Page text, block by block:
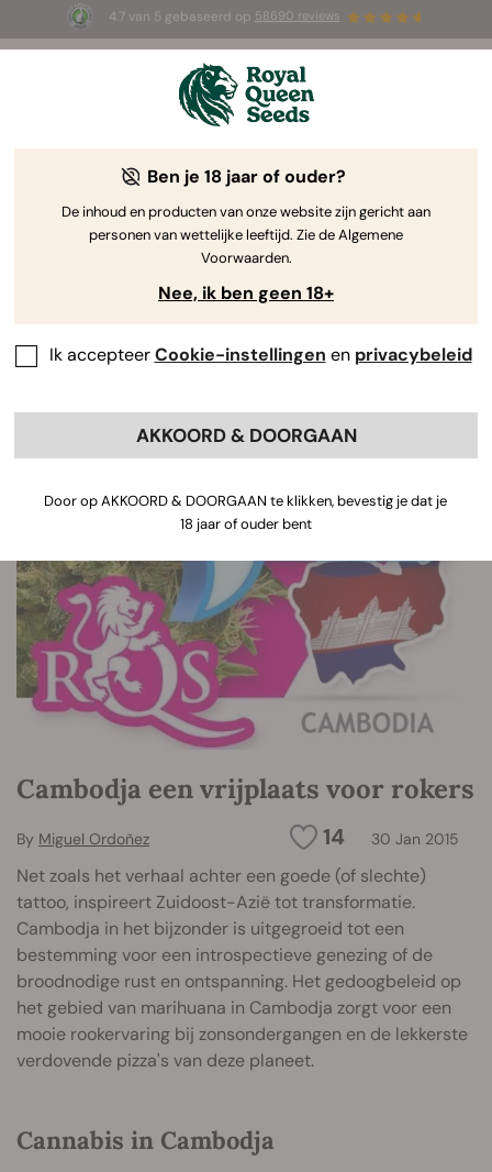
4.7 van 5 gebaseerd op 58690 reviews
3 White Widow Auto zaadjesGRATIS voor de
The RQS Blog
Cannabis Lifestyle Blogs
Cambodja een vrijplaats voor rokers
14 30 Jan 2015
By Miguel Ordoñez
Net zoals het verhaal achter een goede (of slechte)
tattoo, inspireert Zuidoost-Azië tot transformatie.
Cambodja in het bijzonder is uitgegroeid tot een
bestemming voor een introspectieve genezing of de
broodnodige rust en ontspanning. Het gedoogbeleid op
het gebied van marihuana in Cambodja zorgt voor een
mooie rookervaring bij zonsondergangen en de lekkerste
verdovende pizza's van deze planeet.
Cannabis in Cambodja
Ben je 18 jaar of ouder?
De inhoud en producten van onze website zijn gericht aan
personen van wettelijke leeftijd. Zie de Algemene
Voorwaarden.
Nee, ik ben geen 18+
Ik accepteerCookie-instellingen en privacybeleid
AKKOORD & DOORGAAN
Door op AKKOORD & DOORGAAN te klikken, bevestig je dat je
18 jaar of ouder bent